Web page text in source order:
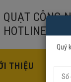
QUẠT CÔNG
HOTLINE:
THIỆU
Quý